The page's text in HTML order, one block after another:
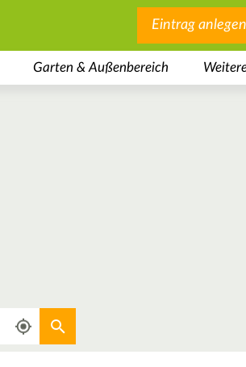
Eintrag anlegen
Garten & Außenbereich
Aktuellen Standort verwenden